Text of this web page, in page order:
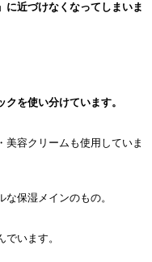
に近づけなくなってしまいま
を使い分けています。
美容クリームも使用していま
保湿メインのもの。
います。